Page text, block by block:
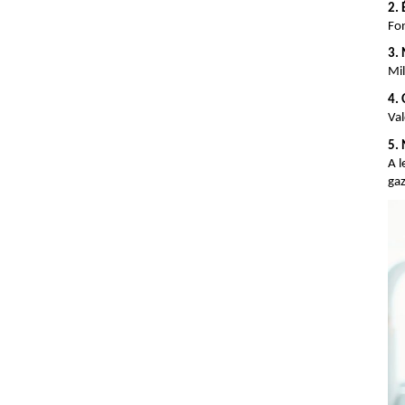
2.
3.
4.
5.
A